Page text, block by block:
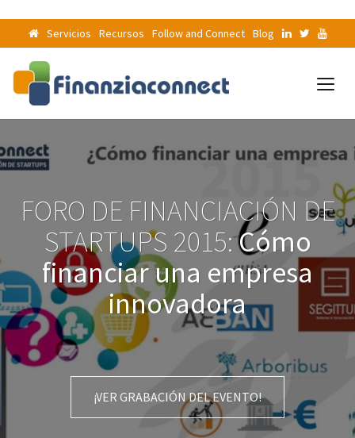
Servicios Recursos Follow and Connect Blog
FORO DE FINANCIACIÓN DE
STARTUPS 2015:Cómo
financiar una empresa
innovadora
¡VER GRABACIÓN DEL EVENTO!